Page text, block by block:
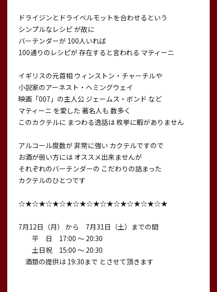
ドライジンとドライベルモットを合わせるという
シンプルなレシピ が故に
バーテンダーが 100人いれば
100通りのレシピが 存在すると言われる マティーニ
イギリスの元首相 ウィンストン・チャーチルや
小説家のアーネスト・ヘミングウェイ
映画「007」の主人公 ジェームス・ボンド など
マティーニ を愛した 著名人も 数多く
このカクテルに まつわる逸話は 枚挙に暇がありません
アルコール度数が 非常に強い カクテルですので
お酒が弱い方には オススメ出来ませんが
それぞれのバーテンダーの こだわりの詰まった
カクテルのひとつです
☆★☆★☆★☆★☆★☆★☆★☆★☆★☆★☆★
7月12日（月） から 7月31日（土）までの間
平 日 17:00 〜 20:30
土日祝 15:00 〜 20:30
酒類の提供は 19:30まで とさせて頂きます